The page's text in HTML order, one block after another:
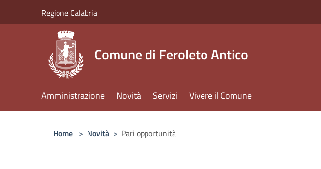
Regione Calabria
Comune di Feroleto Antico
Amministrazione Novità Servizi Vivere il Comune
Home > Novità > Pari opportunità